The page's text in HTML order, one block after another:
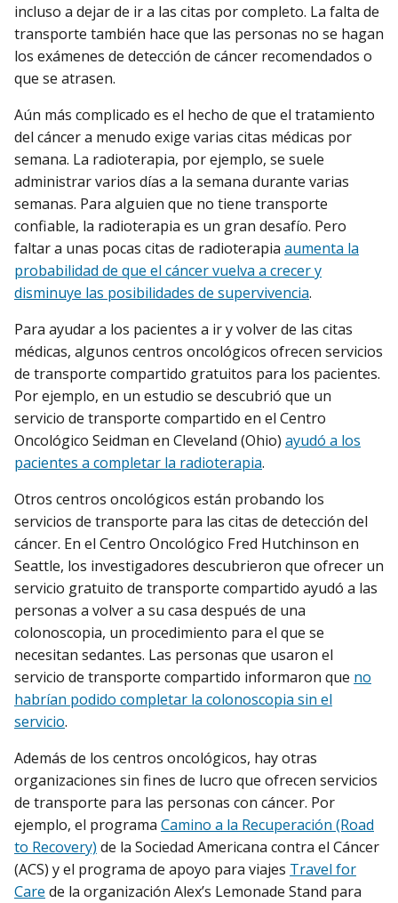
incluso a dejar de ir a las citas por completo. La falta de
transporte también hace que las personas no se hagan
los exámenes de detección de cáncer recomendados o
que se atrasen.
Aún más complicado es el hecho de que el tratamiento
del cáncer a menudo exige varias citas médicas por
semana. La radioterapia, por ejemplo, se suele
administrar varios días a la semana durante varias
semanas. Para alguien que no tiene transporte
confiable, la radioterapia es un gran desafío. Pero
faltar a unas pocas citas de radioterapia aumenta la
probabilidad de que el cáncer vuelva a crecer y
disminuye las posibilidades de supervivencia.
Para ayudar a los pacientes a ir y volver de las citas
médicas, algunos centros oncológicos ofrecen servicios
de transporte compartido gratuitos para los pacientes.
Por ejemplo, en un estudio se descubrió que un
servicio de transporte compartido en el Centro
Oncológico Seidman en Cleveland (Ohio) ayudó a los
pacientes a completar la radioterapia.
Otros centros oncológicos están probando los
servicios de transporte para las citas de detección del
cáncer. En el Centro Oncológico Fred Hutchinson en
Seattle, los investigadores descubrieron que ofrecer un
servicio gratuito de transporte compartido ayudó a las
personas a volver a su casa después de una
colonoscopia, un procedimiento para el que se
necesitan sedantes. Las personas que usaron el
servicio de transporte compartido informaron que no
habrían podido completar la colonoscopia sin el
servicio.
Además de los centros oncológicos, hay otras
organizaciones sin fines de lucro que ofrecen servicios
de transporte para las personas con cáncer. Por
ejemplo, el programa Camino a la Recuperación (Road
to Recovery) de la Sociedad Americana contra el Cáncer
(ACS) y el programa de apoyo para viajes Travel for
Care de la organización Alex’s Lemonade Stand para